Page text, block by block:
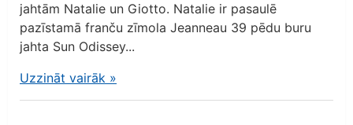
jahtām Natalie un Giotto. Natalie ir pasaulē
pazīstamā franču zīmola Jeanneau 39 pēdu buru
jahta Sun Odissey...
Uzzināt vairāk »